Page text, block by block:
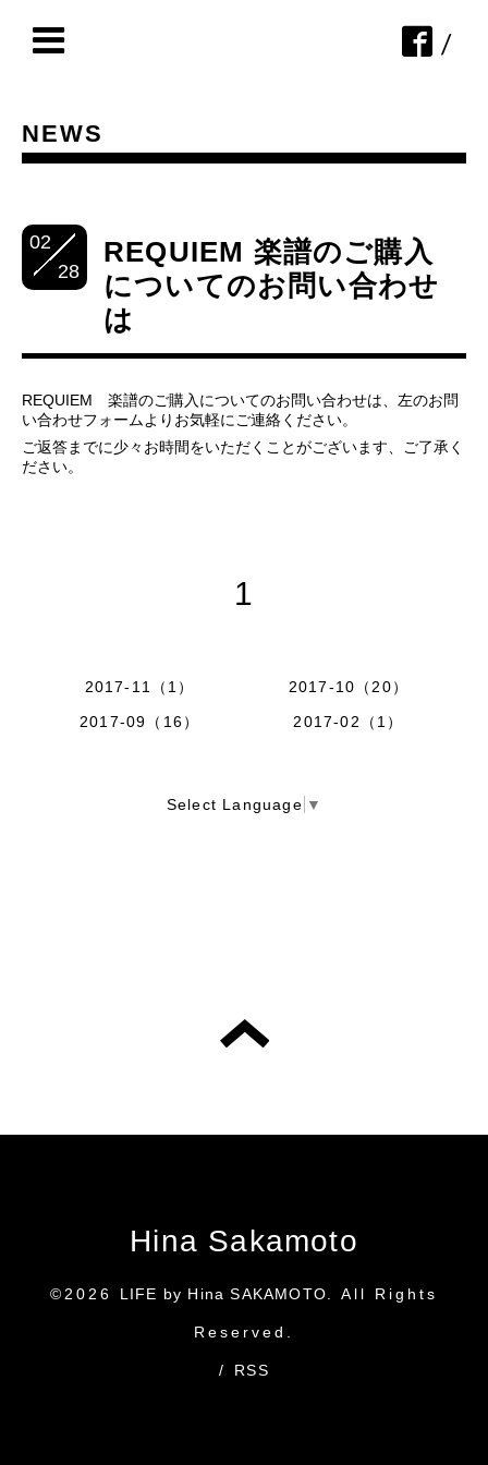
/
NEWS
02
28
REQUIEM 楽譜のご購入
についてのお問い合わせ
は
REQUIEM 楽譜のご購入についてのお問い合わせは、左のお問
い合わせフォームよりお気軽にご連絡ください。
ご返答までに少々お時間をいただくことがございます、ご了承く
ださい。
1
2017-11（1）
2017-10（20）
2017-09（16）
2017-02（1）
Select Language ▼
Hina Sakamoto
©2026 LIFE by Hina SAKAMOTO . All Rights
Reserved.
/ RSS